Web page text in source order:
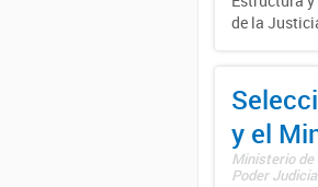
de la
y el
Ministerio
Poder